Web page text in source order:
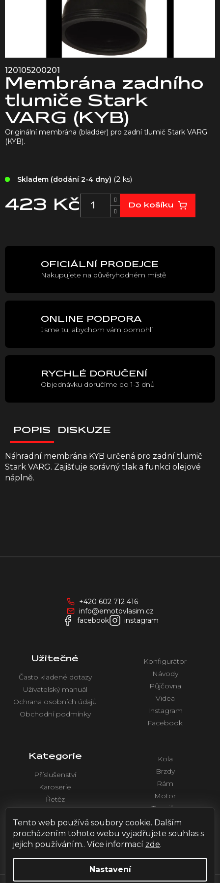
Tento web používá soubory cookie. Dalším
procházením tohoto webu vyjadřujete souhlas s
jejich používáním.. Více informací zde.
Nastavení
120105200201
Membrána zadního
tlumiče Stark
VARG (KYB)
423 Kč
cena:
Skladem (dodání 2-4 dny) (2 ks)
Do košíku
Originální membrána (bladder) pro zadní tlumič Stark VARG
(KYB).
OFICIÁLNÍ PRODEJCE
Nakupujete na důvěryhodném místě
ONLINE PODPORA
Jsme tu, abychom vám pomohli
RYCHLÉ DORUČENÍ
Objednávku doručíme do 1-3 dnů
POPIS DISKUZE
Náhradní membrána KYB určená pro zadní tlumič
Stark VARG. Zajišťuje správný tlak a funkci olejové
náplně.
+420 602 712 416
info@emotovlasim.cz
facebook
instagram
Užitečné
Často kladené dotazy
Uživatelský manuál
Ochrana osobních údajů
Obchodní podmínky
Konfigurátor
Návody
Půjčovna
Videa
Instagram
Facebook
Kategorie
Příslušenství
Karoserie
Řetěz
Elektronika
Kola
Brzdy
Rám
Motor
Tlumiče
Řídítka a ovládaní